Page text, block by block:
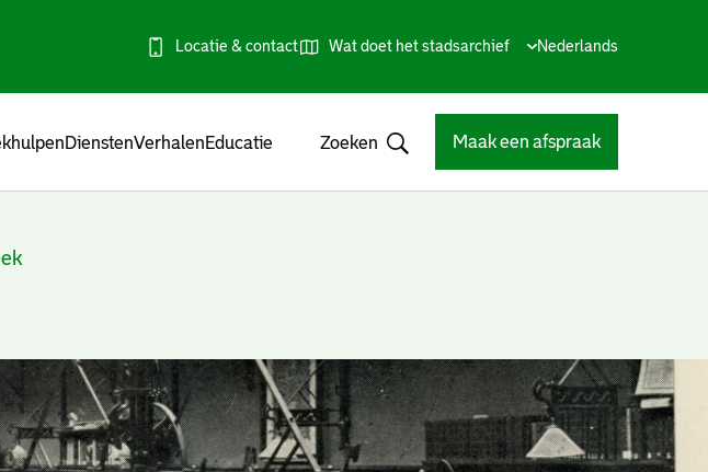
Locatie & contact Wat doet het stadsarchief
Huidige
Nederlands
DienstenVerhalenEducatie Zoeken Maak een afspraak